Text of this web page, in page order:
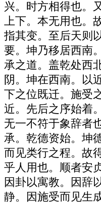
兴。时方相得也。
上下。本无用也。
指其变。至后天则
要。坤乃移居西南
承之道。盖乾处西
阴。坤在西南。以
下之位既迁。施受
近。先后之序始着
无一不符于象辞者
承。乾德资始。坤
而见类行之程。故
乎人用也。顺者安
因卦以寓教。因辞
静。因施受而见生